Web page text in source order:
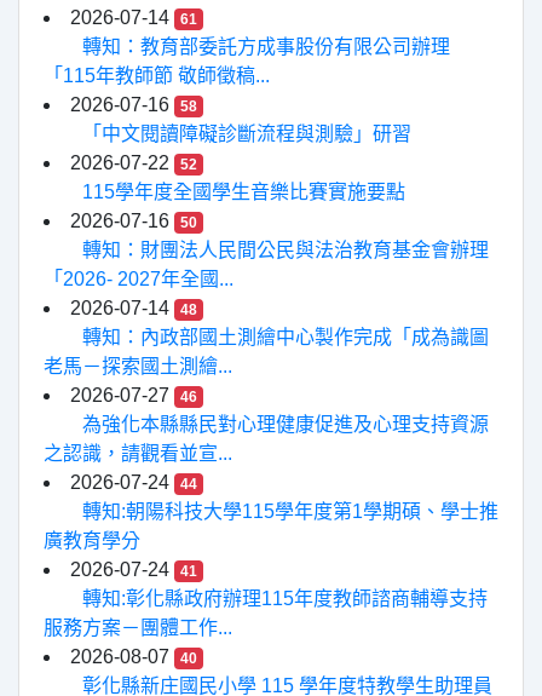
2026-07-14
61
轉知：教育部委託方成事股份有限公司辦理
「115年教師節 敬師徵稿...
2026-07-16
58
「中文閱讀障礙診斷流程與測驗」研習
2026-07-22
52
115學年度全國學生音樂比賽實施要點
2026-07-16
50
轉知：財團法人民間公民與法治教育基金會辦理
「2026- 2027年全國...
2026-07-14
48
轉知：內政部國土測繪中心製作完成「成為識圖
老馬－探索國土測繪...
2026-07-27
46
為強化本縣縣民對心理健康促進及心理支持資源
之認識，請觀看並宣...
2026-07-24
44
轉知:朝陽科技大學115學年度第1學期碩、學士推
廣教育學分
2026-07-24
41
轉知:彰化縣政府辦理115年度教師諮商輔導支持
服務方案－團體工作...
2026-08-07
40
彰化縣新庄國民小學 115 學年度特教學生助理員